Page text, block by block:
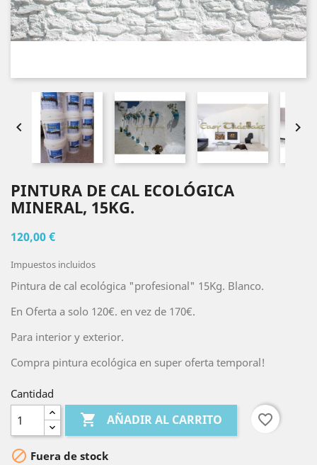
 
PINTURA DE CAL ECOLÓGICA
MINERAL, 15KG.
120,00 €
Impuestos incluidos
Pintura de cal ecológica "profesional" 15Kg. Blanco.
En Oferta a solo 120€. en vez de 170€.
Para interior y exterior.
Compra pintura ecológica en super oferta temporal!
Cantidad
 AÑADIR AL CARRITO favorite_border
 Fuera de stock